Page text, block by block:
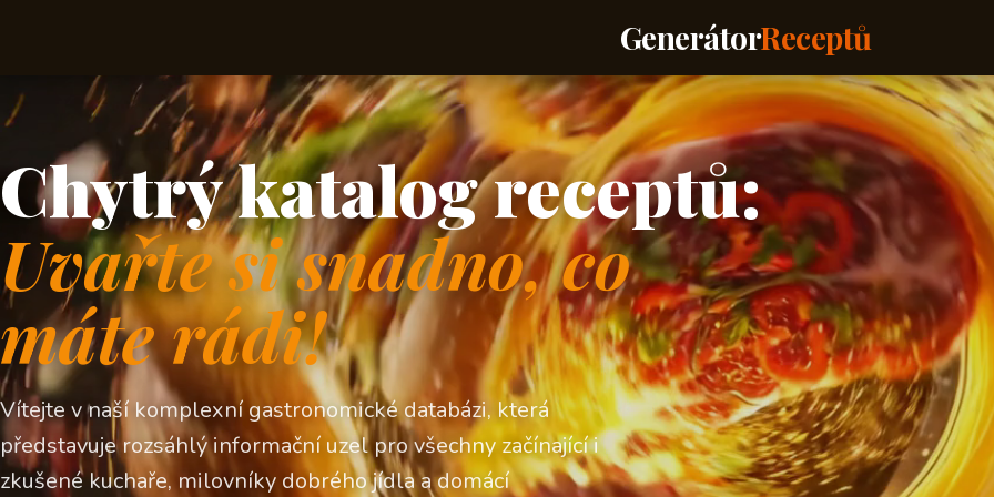
GenerátorReceptů
Chytrý katalog receptů:
Uvařte si snadno, co
máte rádi!
Vítejte v naší komplexní gastronomické databázi, která
představuje rozsáhlý informační uzel pro všechny začínající i
zkušené kuchaře, milovníky dobrého jídla a domácí